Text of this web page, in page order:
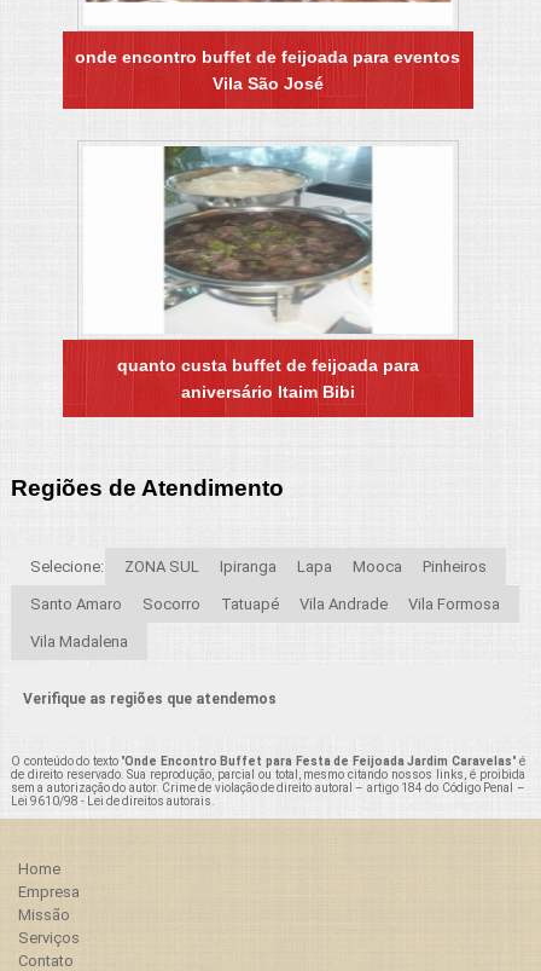
onde encontro buffet de feijoada para eventos
Vila São José
quanto custa buffet de feijoada para
aniversário Itaim Bibi
Regiões de Atendimento
Selecione: ZONA SUL Ipiranga Lapa Mooca Pinheiros
Santo Amaro Socorro Tatuapé Vila Andrade Vila Formosa
Vila Madalena
Verifique as regiões que atendemos
O conteúdo do texto "Onde Encontro Buffet para Festa de Feijoada Jardim Caravelas" é
de direito reservado. Sua reprodução, parcial ou total, mesmo citando nossos links, é proibida
sem a autorização do autor. Crime de violação de direito autoral – artigo 184 do Código Penal –
Lei 9610/98 - Lei de direitos autorais
Home
Empresa
Missão
Serviços
Contato